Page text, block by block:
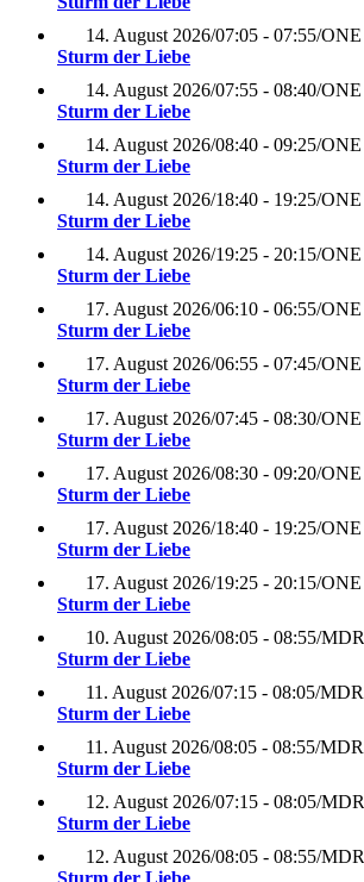
14. August 2026/07:05 - 07:55/ONE
Sturm der Liebe
14. August 2026/07:55 - 08:40/ONE
Sturm der Liebe
14. August 2026/08:40 - 09:25/ONE
Sturm der Liebe
14. August 2026/18:40 - 19:25/ONE
Sturm der Liebe
14. August 2026/19:25 - 20:15/ONE
Sturm der Liebe
17. August 2026/06:10 - 06:55/ONE
Sturm der Liebe
17. August 2026/06:55 - 07:45/ONE
Sturm der Liebe
17. August 2026/07:45 - 08:30/ONE
Sturm der Liebe
17. August 2026/08:30 - 09:20/ONE
Sturm der Liebe
17. August 2026/18:40 - 19:25/ONE
Sturm der Liebe
17. August 2026/19:25 - 20:15/ONE
Sturm der Liebe
10. August 2026/08:05 - 08:55/MDR
Sturm der Liebe
11. August 2026/07:15 - 08:05/MDR
Sturm der Liebe
11. August 2026/08:05 - 08:55/MDR
Sturm der Liebe
12. August 2026/07:15 - 08:05/MDR
Sturm der Liebe
12. August 2026/08:05 - 08:55/MDR